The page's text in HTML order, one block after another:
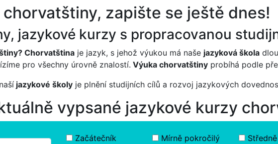
zapište se ještě dnes!
jazykové kurzy s propracovanou
Chorvatština je jazyk, s jehož výukou má naše jazyková škola
pro všechny úrovně znalostí. Výuka chorvatštiny probíhá podle
jazykové školy je plnění studijních cílů a rozvoj jazykových
vypsané jazykové kurzy
Začátečník Mírně pokročilý